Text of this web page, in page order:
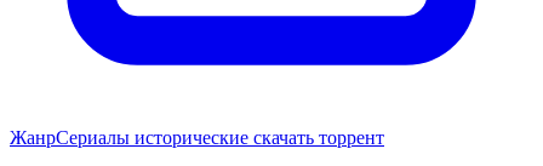
ЖанрСериалы исторические скачать торрент